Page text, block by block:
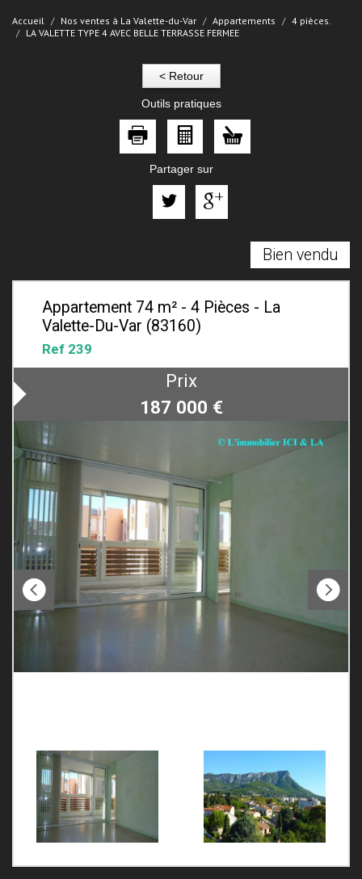
Accueil Nos ventes à La Valette-du-Var Appartements
4 pièces.
LA VALETTE TYPE 4 AVEC BELLE TERRASSE FERMEE
< Retour
Outils pratiques
Partager sur
Bien vendu
Appartement 74 m² - 4 Pièces - La
Valette-Du-Var (83160)
Ref 239
Prix
187 000 €